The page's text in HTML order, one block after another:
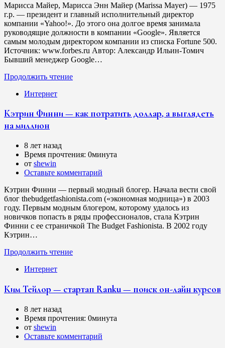
Марисса Майер, Марисса Энн Майер (Marissa Mayer) — 1975
г.р. — президент и главный исполнительный директор
компании «Yahoo!». До этого она долгое время занимала
руководящие должности в компании «Google». Является
самым молодым директором компании из списка Fortune 500.
Источник: www.forbes.ru Автор: Александр Ильин-Томич
Бывший менеджер Google…
Продолжить чтение
Интернет
Кэтрин Финни — как потратить доллар, а выглядеть
на миллион
8 лет назад
Время прочтения: 0минута
от shewin
Оставьте комментарий
Кэтрин Финни — первый модный блогер. Начала вести свой
блог thebudgetfashionista.com («экономная модница») в 2003
году. Первым модным блогером, которому удалось из
новичков попасть в ряды профессионалов, стала Кэтрин
Финни с ее страничкой The Budget Fashionista. В 2002 году
Кэтрин…
Продолжить чтение
Интернет
Ким Тейлор — стартап Ranku — поиск он-лайн курсов
8 лет назад
Время прочтения: 0минута
от shewin
Оставьте комментарий